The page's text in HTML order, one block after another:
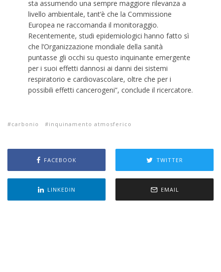
sta assumendo una sempre maggiore rilevanza a
livello ambientale, tant’è che la Commissione
Europea ne raccomanda il monitoraggio.
Recentemente, studi epidemiologici hanno fatto sì
che l’Organizzazione mondiale della sanità
puntasse gli occhi su questo inquinante emergente
per i suoi effetti dannosi ai danni dei sistemi
respiratorio e cardiovascolare, oltre che per i
possibili effetti cancerogeni”, conclude il ricercatore.
carbonio inquinamento atmosferico
FACEBOOK TWITTER
LINKEDIN EMAIL